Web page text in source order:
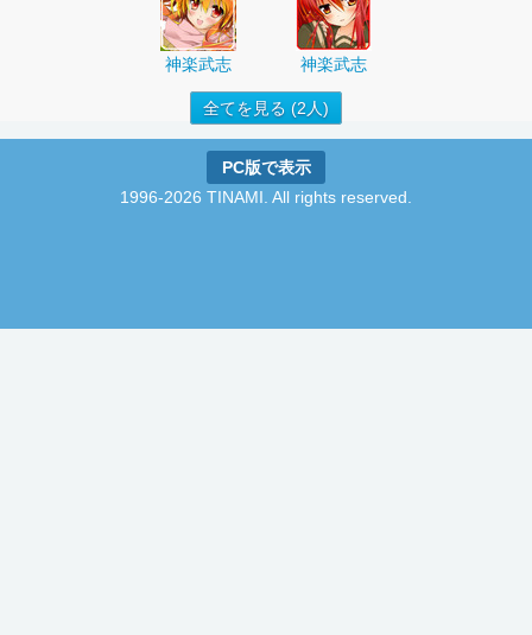
神楽武志 神楽武志
全てを見る (2人)
PC版で表示
1996-2026 TINAMI. All rights reserved.